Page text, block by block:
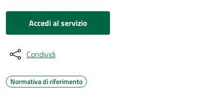
Accedi al servizio
Condividi
Normativa di riferimento